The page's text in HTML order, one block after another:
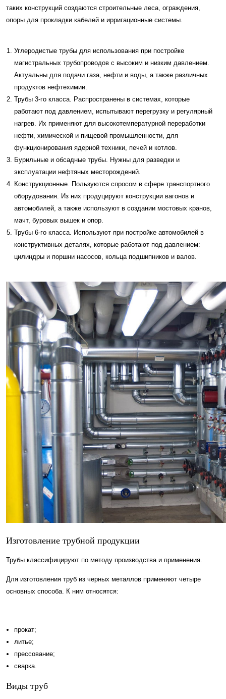
таких конструкций создаются строительные леса, ограждения,
опоры для прокладки кабелей и ирригационные системы.
Углеродистые трубы для использования при постройке
магистральных трубопроводов с высоким и низким давлением.
Актуальны для подачи газа, нефти и воды, а также различных
продуктов нефтехимии.
Трубы 3-го класса. Распространены в системах, которые
работают под давлением, испытывают перегрузку и регулярный
нагрев. Их применяют для высокотемпературной переработки
нефти, химической и пищевой промышленности, для
функционирования ядерной техники, печей и котлов.
Бурильные и обсадные трубы. Нужны для разведки и
эксплуатации нефтяных месторождений.
Конструкционные. Пользуются спросом в сфере транспортного
оборудования. Из них продуцируют конструкции вагонов и
автомобилей, а также используют в создании мостовых кранов,
мачт, буровых вышек и опор.
Трубы 6-го класса. Используют при постройке автомобилей в
конструктивных деталях, которые работают под давлением:
цилиндры и поршни насосов, кольца подшипников и валов.
Изготовление трубной продукции
Трубы классифицируют по методу производства и применения.
Для изготовления труб из черных металлов применяют четыре
основных способа. К ним относятся:
прокат;
литье;
прессование;
сварка.
Виды труб